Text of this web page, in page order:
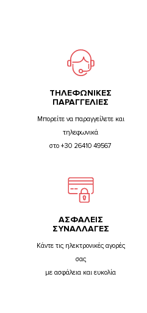
TΗΛΕΦΩΝΙΚΕΣ
ΠΑΡΑΓΓΕΛΙΕΣ
Μπορείτε να παραγγείλετε και
τηλεφωνικά
στο +30 26410 49567
ΑΣΦΑΛΕΙΣ
ΣΥΝΑΛΛΑΓΕΣ
Κάντε τις ηλεκτρονικές αγορές
σας
με ασφάλεια και ευκολία